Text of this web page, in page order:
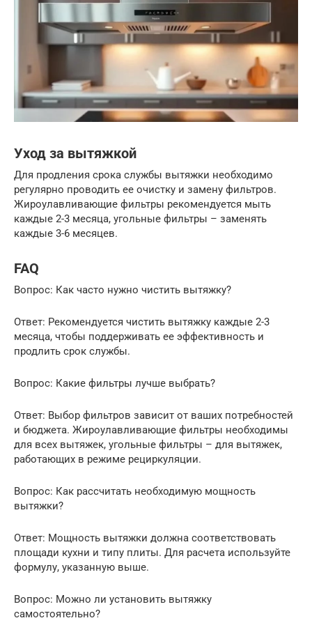
Уход за вытяжкой
Для продления срока службы вытяжки необходимо
регулярно проводить ее очистку и замену фильтров.
Жироулавливающие фильтры рекомендуется мыть
каждые 2-3 месяца, угольные фильтры – заменять
каждые 3-6 месяцев.
FAQ
Вопрос: Как часто нужно чистить вытяжку?
Ответ: Рекомендуется чистить вытяжку каждые 2-3
месяца, чтобы поддерживать ее эффективность и
продлить срок службы.
Вопрос: Какие фильтры лучше выбрать?
Ответ: Выбор фильтров зависит от ваших потребностей
и бюджета. Жироулавливающие фильтры необходимы
для всех вытяжек, угольные фильтры – для вытяжек,
работающих в режиме рециркуляции.
Вопрос: Как рассчитать необходимую мощность
вытяжки?
Ответ: Мощность вытяжки должна соответствовать
площади кухни и типу плиты. Для расчета используйте
формулу, указанную выше.
Вопрос: Можно ли установить вытяжку
самостоятельно?